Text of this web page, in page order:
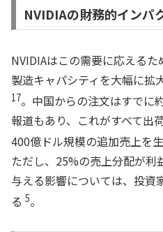
NVIDIAの財務的インパ
NVIDIAはこの需要に応える
製造キャパシティを大幅に拡
17。中国からの注文はすでに
報道もあり、これがすべて出
400億ドル規模の追加売上を
ただし、25%の売上分配が利
与える影響については、投資
る 5。